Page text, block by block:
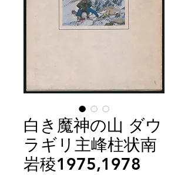
白き魔神の山 ダウ
ラギリ主峰柱状南
岩稜1975,1978